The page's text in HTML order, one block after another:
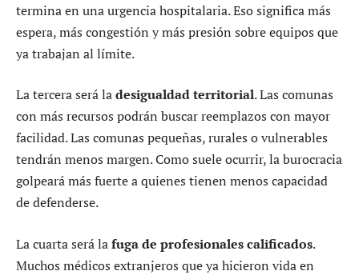
termina en una urgencia hospitalaria. Eso significa más
espera, más congestión y más presión sobre equipos que
ya trabajan al límite.
La tercera será ladesigualdad territorial. Las comunas
con más recursos podrán buscar reemplazos con mayor
facilidad. Las comunas pequeñas, rurales o vulnerables
tendrán menos margen. Como suele ocurrir, la burocracia
golpeará más fuerte a quienes tienen menos capacidad
de defenderse.
La cuarta será lafuga de profesionales calificados.
Muchos médicos extranjeros que ya hicieron vida en